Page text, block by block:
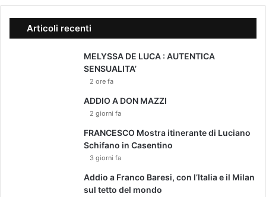
n
u
Articoli recenti
MELYSSA DE LUCA : AUTENTICA
SENSUALITA’
2 ore fa
ADDIO A DON MAZZI
2 giorni fa
FRANCESCO Mostra itinerante di Luciano
Schifano in Casentino
3 giorni fa
Addio a Franco Baresi, con l’Italia e il Milan
sul tetto del mondo